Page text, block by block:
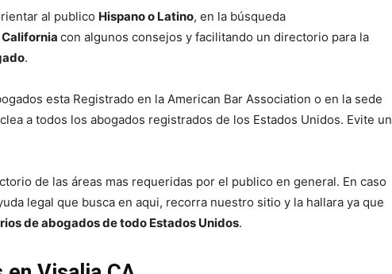
al publico Hispano o Latino, en la búsqueda
California con algunos consejos y facilitando un directorio para la
.
esta Registrado en la American Bar Association o en la sede
a todos los abogados registrados de los Estados Unidos. Evite un
de las áreas mas requeridas por el publico en general. En caso
legal que busca en aqui, recorra nuestro sitio y la hallara ya que
de abogados de todo Estados Unidos.